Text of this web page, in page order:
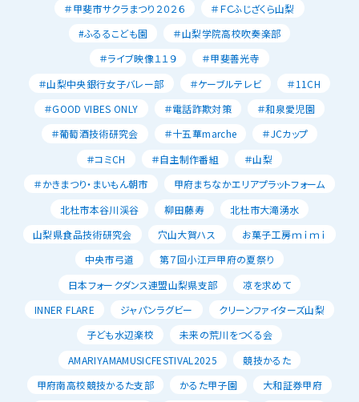
＃甲斐市サクラまつり２０２６
＃ＦＣふじざくら山梨
#ふるるこども園
＃山梨学院高校吹奏楽部
＃ライブ映像１１９
＃甲斐善光寺
＃山梨中央銀行女子バレー部
＃ケーブルテレビ
＃11CH
＃GOOD VIBES ONLY
＃電話詐欺対策
＃和泉愛児園
＃葡萄酒技術研究会
＃十五華marche
＃JCカップ
＃コミCH
＃自主制作番組
＃山梨
＃かきまつり・まいもん朝市
甲府まちなかエリアプラットフォーム
北杜市本谷川渓谷
柳田藤寿
北杜市大滝湧水
山梨県食品技術研究会
穴山大賀ハス
お菓子工房ｍｉｍｉ
中央市弓道
第７回小江戸甲府の夏祭り
日本フォークダンス連盟山梨県支部
凉を求めて
INNER FLARE
ジャパンラグビー
クリーンファイターズ山梨
子ども水辺楽校
未来の荒川をつくる会
AMARIYAMAMUSICFESTIVAL2025
競技かるた
甲府南高校競技かるた支部
かるた甲子園
大和証券甲府